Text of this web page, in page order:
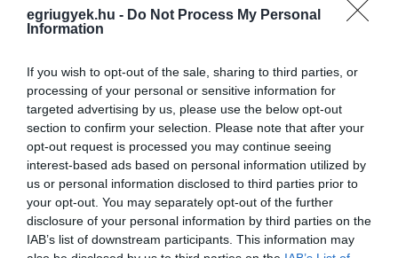
egriugyek.hu - Do Not Process My Personal
Information
If you wish to opt-out of the sale, sharing to third parties, or
processing of your personal or sensitive information for
targeted advertising by us, please use the below opt-out
section to confirm your selection. Please note that after your
opt-out request is processed you may continue seeing
interest-based ads based on personal information utilized by
us or personal information disclosed to third parties prior to
your opt-out. You may separately opt-out of the further
disclosure of your personal information by third parties on the
IAB’s list of downstream participants. This information may
bennünket az EGRI ÜGYEK Google Hírek oldalán!
VISSZA A FŐOLDALRA